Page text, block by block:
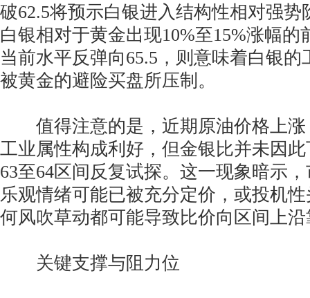
破62.5将预示白银进入结构性相对强
白银相对于黄金出现10%至15%涨幅的
当前水平反弹向65.5，则意味着白银
被黄金的避险买盘所压制。
值得注意的是，近期原油价格上涨
工业属性构成利好，但金银比并未因
63至64区间反复试探。这一现象暗示
乐观情绪可能已被充分定价，或投机
何风吹草动都可能导致比价向区间上
关键支撑与阻力位